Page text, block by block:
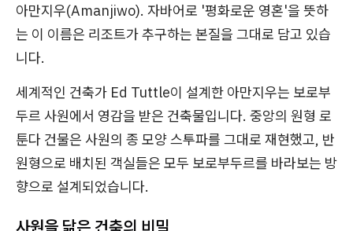
아만지우(Amanjiwo). 자바어로 '평화로운 영혼'을 뜻하
는 이 이름은 리조트가 추구하는 본질을 그대로 담고 있습
니다.
세계적인 건축가 Ed Tuttle이 설계한 아만지우는 보로부
두르 사원에서 영감을 받은 건축물입니다. 중앙의 원형 로
툰다 건물은 사원의 종 모양 스투파를 그대로 재현했고, 반
원형으로 배치된 객실들은 모두 보로부두르를 바라보는 방
향으로 설계되었습니다.
사원을 닮은 건축의 비밀